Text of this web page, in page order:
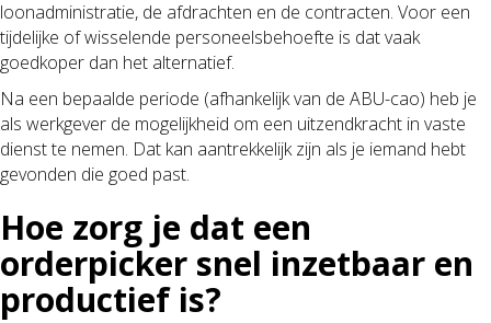
loonadministratie, de afdrachten en de contracten. Voor een
tijdelijke of wisselende personeelsbehoefte is dat vaak
goedkoper dan het alternatief.
Na een bepaalde periode (afhankelijk van de ABU-cao) heb je
als werkgever de mogelijkheid om een uitzendkracht in vaste
dienst te nemen. Dat kan aantrekkelijk zijn als je iemand hebt
gevonden die goed past.
Hoe zorg je dat een
orderpicker snel inzetbaar en
productief is?